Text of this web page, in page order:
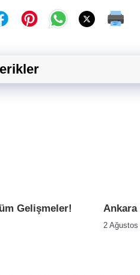
Gelişmeler! Ankara
2 Ağustos